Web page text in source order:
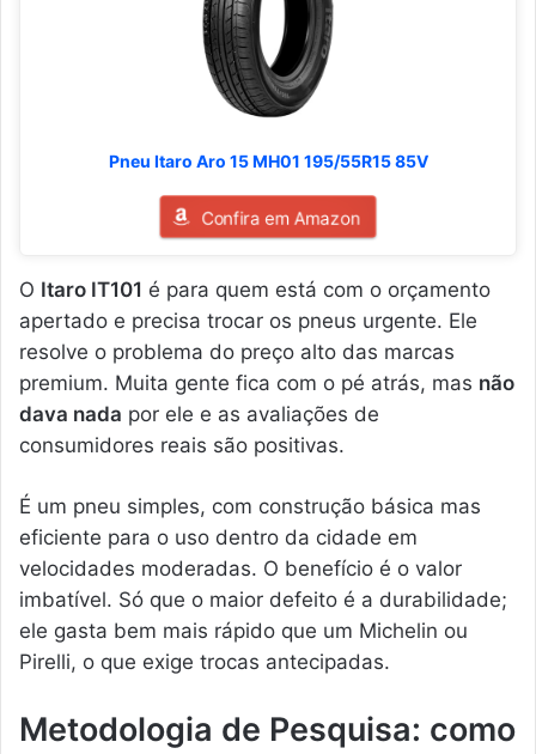
Pneu Itaro Aro 15 MH01 195/55R15 85V
Confira em Amazon
O Itaro IT101 é para quem está com o orçamento
apertado e precisa trocar os pneus urgente. Ele
resolve o problema do preço alto das marcas
premium. Muita gente fica com o pé atrás, mas não
dava nada por ele e as avaliações de
consumidores reais são positivas.
É um pneu simples, com construção básica mas
eficiente para o uso dentro da cidade em
velocidades moderadas. O benefício é o valor
imbatível. Só que o maior defeito é a durabilidade;
ele gasta bem mais rápido que um Michelin ou
Pirelli, o que exige trocas antecipadas.
Metodologia de Pesquisa: como